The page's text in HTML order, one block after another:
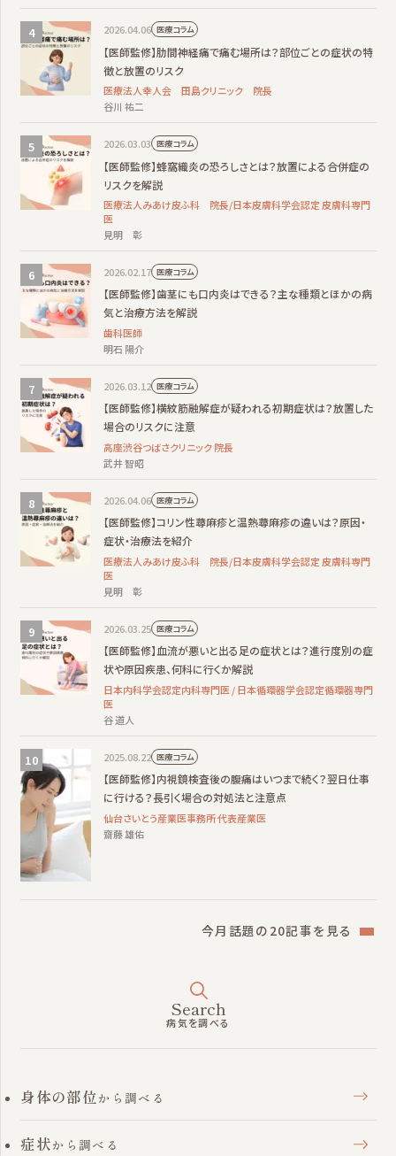
2026.04.06 医療コラム
【医師監修】肋間神経痛で痛む場所は？部位ごとの症状の特
徴と放置のリスク
医療法人幸人会 田島クリニック 院長
谷川 祐二
2026.03.03 医療コラム
【医師監修】蜂窩織炎の恐ろしさとは？放置による合併症の
リスクを解説
医療法人みあけ皮ふ科 院長/日本皮膚科学会認定 皮膚科専門
医
見明 彰
2026.02.17 医療コラム
【医師監修】歯茎にも口内炎はできる？主な種類とほかの病
気と治療方法を解説
歯科医師
明石 陽介
2026.03.12 医療コラム
【医師監修】横紋筋融解症が疑われる初期症状は？放置した
場合のリスクに注意
高座渋谷つばさクリニック 院長
武井 智昭
2026.04.06 医療コラム
【医師監修】コリン性蕁麻疹と温熱蕁麻疹の違いは？原因・
症状・治療法を紹介
医療法人みあけ皮ふ科 院長/日本皮膚科学会認定 皮膚科専門
医
見明 彰
2026.03.25 医療コラム
【医師監修】血流が悪いと出る足の症状とは？進行度別の症
状や原因疾患、何科に行くか解説
日本内科学会認定内科専門医 / 日本循環器学会認定循環器専門
医
谷 道人
2025.08.22 医療コラム
【医師監修】内視鏡検査後の腹痛はいつまで続く？翌日仕事
に行ける？長引く場合の対処法と注意点
仙台さいとう産業医事務所 代表産業医
齋藤 雄佑
今月話題の20記事を見る
Search
病気を調べる
身体の部位から調べる
症状から調べる